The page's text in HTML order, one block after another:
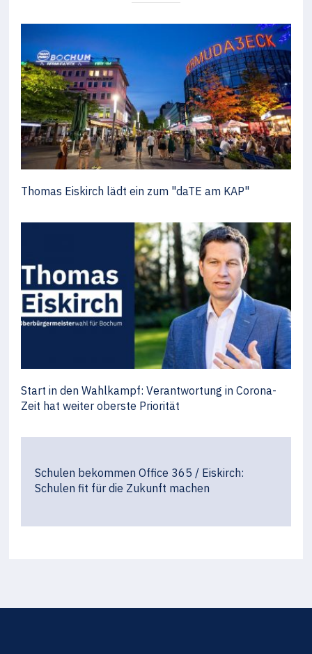
Thomas Eiskirch lädt ein zum "daTE am KAP"
Start in den Wahlkampf: Verantwortung in Corona-
Zeit hat weiter oberste Priorität
Schulen bekommen Office 365 / Eiskirch:
Schulen fit für die Zukunft machen